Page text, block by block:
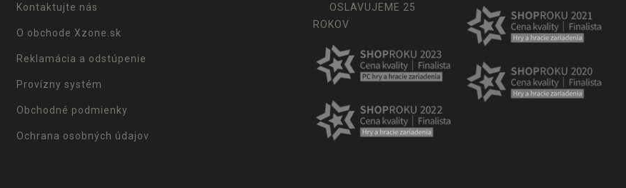
Kontaktujte nás
O obchode Xzone.sk
Reklamácia a odstúpenie
Provízny systém
Obchodné podmienky
Ochrana osobných údajov
OSLAVUJEME 25
ROKOV